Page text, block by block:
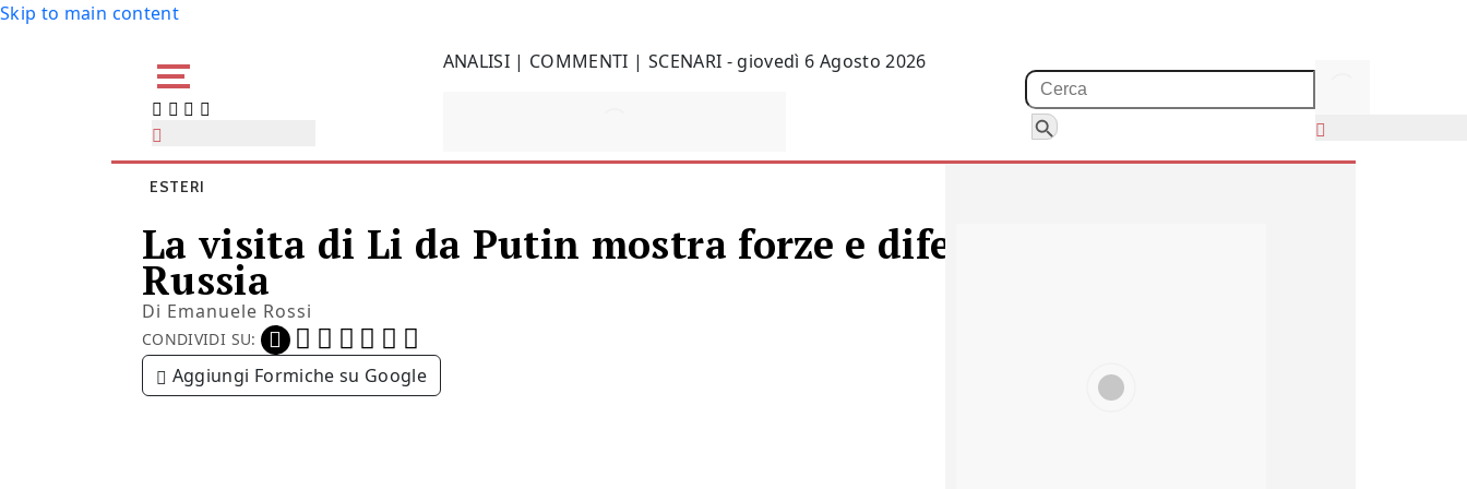
Skip to main content
ANALISI | COMMENTI | SCENARI - giovedì 6 Agosto 2026
Search Button
ESTERI
La visita di Li da Putin mostra forze e difetti del rapporto Cina-
Russia
Di Emanuele Rossi
CONDIVIDI SU:
Aggiungi Formiche su Google